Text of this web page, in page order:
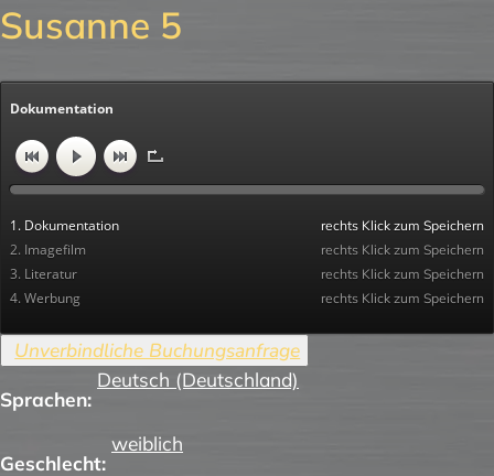
Susanne 5
Dokumentation
1. Dokumentation rechts Klick zum Speichern
2. Imagefilm rechts Klick zum Speichern
3. Literatur rechts Klick zum Speichern
4. Werbung rechts Klick zum Speichern
Sprachen:
Deutsch (Deutschland)
Geschlecht:
weiblich